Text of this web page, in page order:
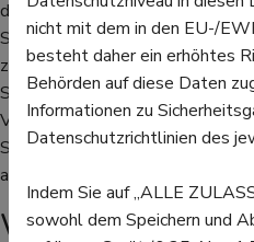
der Schatten kürzer ist, als wir
Sonneneinstrahlung hoch genug.
zwischen April und Oktober der
Sommertage mit blauem Himmel
Vitamin-D-Speicher gut
Säuglinge und kleine Kinder
ausgesetzt werden.
Wann muss
nicht mit dem in den EU-/
besteht daher ein erhöhtes
Behörden auf diese Daten
Informationen zu
Datenschutzrichtlinien des
Indem Sie auf „ALLE
sowohl dem Speichern und